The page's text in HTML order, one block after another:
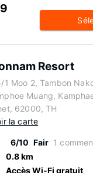
Resort
1 Moo 2, Tambon
Muang,
62000, TH
la carte
6/10 Fair 1
0.8 km
Accès Wi-Fi gratuit